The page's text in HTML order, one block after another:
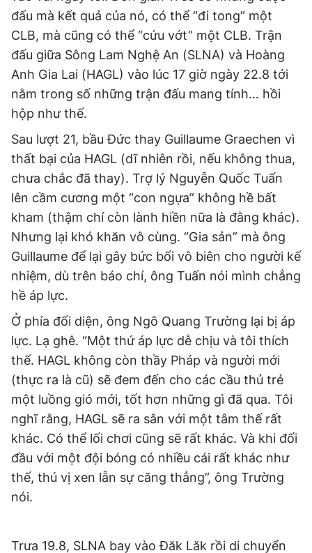
Giấy phép xuất bản số 110/GP - BTTTT cấp ngày 24.3.2020
© 2003-2026 Bản quyền thuộc về Báo Thanh Niên. Cấm sao
chép dưới mọi hình thức nếu không có sự chấp thuận bằng văn
bản. Phát triển bởi ePi Technologies, JSC.
đấu mà kết quả của nó, có thể “đi tong” một
CLB, mà cũng có thể “cứu vớt” một CLB. Trận
đấu giữa Sông Lam Nghệ An (SLNA) và Hoàng
Anh Gia Lai (HAGL) vào lúc 17 giờ ngày 22.8 tới
nằm trong số những trận đấu mang tính… hồi
hộp như thế.
Sau lượt 21, bầu Đức thay Guillaume Graechen vì
thất bại của HAGL (dĩ nhiên rồi, nếu không thua,
chưa chắc đã thay). Trợ lý Nguyễn Quốc Tuấn
lên cầm cương một “con ngựa” không hề bất
kham (thậm chí còn lành hiền nữa là đằng khác).
Nhưng lại khó khăn vô cùng. “Gia sản” mà ông
Guillaume để lại gây bức bối vô biên cho người kế
nhiệm, dù trên báo chí, ông Tuấn nói mình chẳng
hề áp lực.
Ở phía đối diện, ông Ngô Quang Trường lại bị áp
lực. Lạ ghê. “Một thứ áp lực dễ chịu và tôi thích
thế. HAGL không còn thầy Pháp và người mới
(thực ra là cũ) sẽ đem đến cho các cầu thủ trẻ
một luồng gió mới, tốt hơn những gì đã qua. Tôi
nghĩ rằng, HAGL sẽ ra sân với một tâm thế rất
khác. Có thể lối chơi cũng sẽ rất khác. Và khi đối
đầu với một đội bóng có nhiều cái rất khác như
thế, thú vị xen lẫn sự căng thẳng”, ông Trường
nói.
Trưa 19.8, SLNA bay vào Đăk Lăk rồi di chuyển